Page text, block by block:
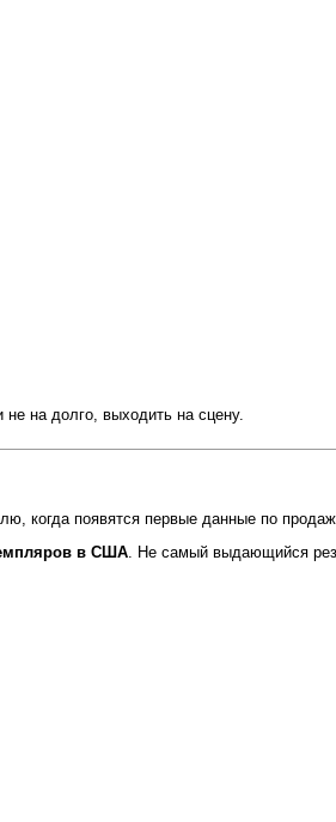
на долго, выходить на сцену.
когда появятся первые данные по
в США. Не самый выдающийся